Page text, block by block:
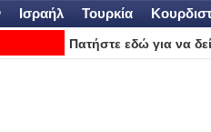
Ισραήλ Τουρκία
Πατήστε εδώ για να